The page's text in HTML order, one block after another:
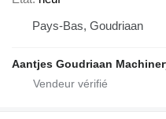
Pays-Bas, Goudriaan
Aantjes Goudriaan